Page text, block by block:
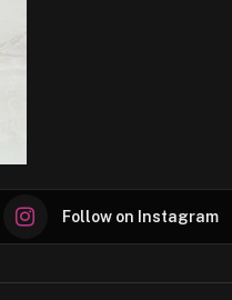
Follow on Instagram